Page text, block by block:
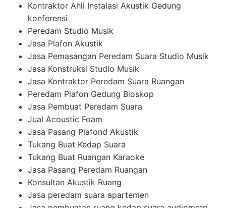
Kontraktor Ahli Instalasi Akustik Gedung
konferensi
Peredam Studio Musik
Jasa Plafon Akustik
Jasa Pemasangan Peredam Suara Studio Musik
Jasa Konstruksi Studio Musik
Jasa Kontraktor Peredam Suara Ruangan
Peredam Plafon Gedung Bioskop
Jasa Pembuat Peredam Suara
Jual Acoustic Foam
Jasa Pasang Plafond Akustik
Tukang Buat Kedap Suara
Tukang Buat Ruangan Karaoke
Jasa Pasang Peredam Ruangan
Konsultan Akustik Ruang
Jasa peredam suara apartemen